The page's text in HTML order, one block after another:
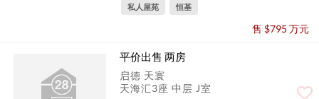
私人屋苑 恒基
售 $795 万元
平价出售 两房
启德 天寰
天海汇3座 中层 J室